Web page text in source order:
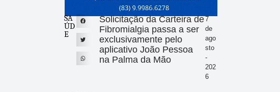
SA
ÚD
E
Solicitação da Carteira de
Fibromialgia passa a ser
exclusivamente pelo
aplicativo João Pessoa
na Palma da Mão
7
de
ago
sto
-
202
6